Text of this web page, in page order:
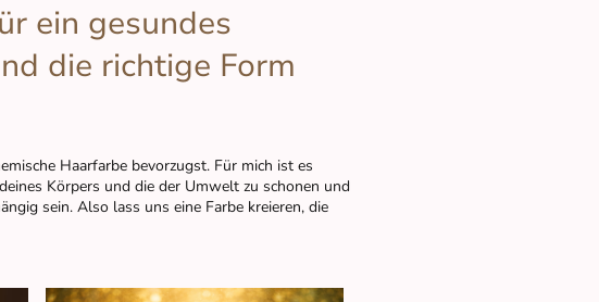
ein gesundes
die richtige Form
Haarfarbe bevorzugst. Für mich ist es
Körpers und die der Umwelt zu schonen und
sein. Also lass uns eine Farbe kreieren, die